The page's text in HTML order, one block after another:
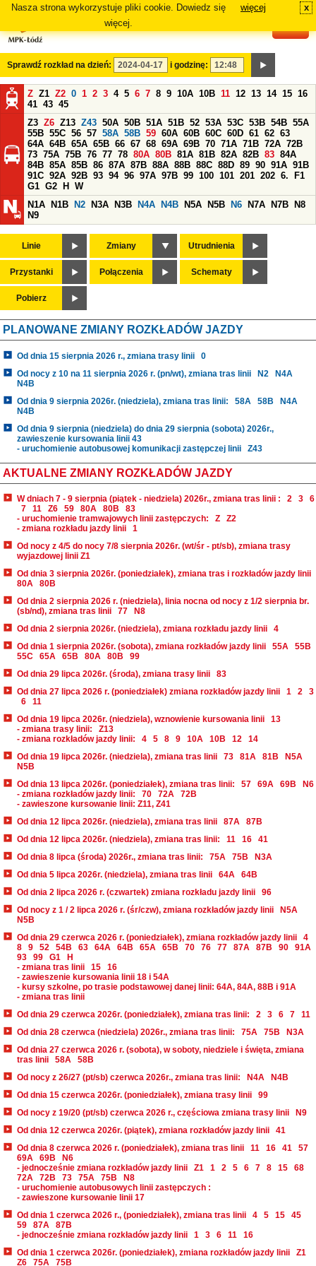
Nasza strona wykorzystuje pliki cookie. Dowiedz się
więcej.
więcej x
Sprawdź rozkład na dzień: i godzinę:
Z Z1 Z2 0 1 2 3 4 5 6 7 8 9 10A 10B 11 12 13 14 15 16
41 43 45
Z3 Z6 Z13 Z43 50A 50B 51A 51B 52 53A 53C 53B 54B 55A
55B 55C 56 57 58A 58B 59 60A 60B 60C 60D 61 62 63
64A 64B 65A 65B 66 67 68 69A 69B 70 71A 71B 72A 72B
73 75A 75B 76 77 78 80A 80B 81A 81B 82A 82B 83 84A
84B 85A 85B 86 87A 87B 88A 88B 88C 88D 89 90 91A 91B
91C 92A 92B 93 94 96 97A 97B 99 100 101 201 202 6.
F1
G1 G2 H
W
N1A
N1B N2 N3A N3B N4A N4B N5A N5B N6 N7A N7B
N8
N9
Linie Zmiany Utrudnienia
Przystanki Połączenia Schematy
Pobierz
PLANOWANE ZMIANY ROZKŁADÓW JAZDY
Od dnia 15 sierpnia 2026 r., zmiana trasy linii
0
Od nocy z 10 na 11 sierpnia 2026 r. (pn/wt), zmiana tras linii
N2
N4A
N4B
Od dnia 9 sierpnia 2026r. (niedziela), zmiana tras linii:
58A 58B
N4A
N4B
Od dnia 9 sierpnia (niedziela) do dnia 29 sierpnia (sobota) 2026r.,
zawieszenie kursowania linii 43
- uruchomienie autobusowej komunikacji zastępczej linii
Z43
AKTUALNE ZMIANY ROZKŁADÓW JAZDY
W dniach 7 - 9 sierpnia (piątek - niedziela) 2026r., zmiana tras linii : 2 3
6
7
11 Z6 59 80A 80B
83
- uruchomienie tramwajowych linii zastępczych:
Z
Z2
- zmiana rozkładu jazdy linii
1
Od nocy z 4/5 do nocy 7/8 sierpnia 2026r. (wt/śr - pt/sb), zmiana trasy
wyjazdowej linii Z1
Od dnia 3 sierpnia 2026r. (poniedziałek), zmiana tras i rozkładów jazdy linii
80A
80B
Od dnia 2 sierpnia 2026 r. (niedziela), linia nocna od nocy z 1/2 sierpnia br.
(sb/nd), zmiana tras linii
77
N8
Od dnia 2 sierpnia 2026r. (niedziela), zmiana rozkładu jazdy linii
4
Od dnia 1 sierpnia 2026r. (sobota), zmiana rozkładów jazdy linii
55A
55B
55C
65A 65B 80A 80B
99
Od dnia 29 lipca 2026r. (środa), zmiana trasy linii
83
Od dnia 27 lipca 2026 r. (poniedziałek) zmiana rozkładów jazdy linii
1 2
3
6
11
Od dnia 19 lipca 2026r. (niedziela), wznowienie kursowania linii
13
- zmiana trasy linii:
Z13
- zmiana rozkładów jazdy linii:
4 5 8 9 10A 10B 12
14
Od dnia 19 lipca 2026r. (niedziela), zmiana tras linii
73 81A 81B
N5A
N5B
Od dnia 13 lipca 2026r. (poniedziałek), zmiana tras linii:
57 69A 69B
N6
- zmiana rozkładów jazdy linii:
70 72A
72B
- zawieszone kursowanie linii: Z11, Z41
Od dnia 12 lipca 2026r. (niedziela), zmiana tras linii
87A
87B
Od dnia 12 lipca 2026r. (niedziela), zmiana tras linii:
11 16
41
Od dnia 8 lipca (środa) 2026r., zmiana tras linii:
75A 75B
N3A
Od dnia 5 lipca 2026r. (niedziela), zmiana tras linii
64A
64B
Od dnia 2 lipca 2026 r. (czwartek) zmiana rozkładu jazdy linii
96
Od nocy z 1 / 2 lipca 2026 r. (śr/czw), zmiana rozkładów jazdy linii
N5A
N5B
Od dnia 29 czerwca 2026 r. (poniedziałek), zmiana rozkładów jazdy linii
4
8
9 52 54B 63 64A 64B 65A 65B 70 76 77 87A 87B 90
91A
93
99 G1
H
- zmiana tras linii
15
16
- zawieszenie kursowania linii 18 i 54A
- kursy szkolne, po trasie podstawowej danej linii: 64A, 84A, 88B i 91A
- zmiana tras linii
Od dnia 29 czerwca 2026r. (poniedziałek), zmiana tras linii:
2 3 6 7
11
Od dnia 28 czerwca (niedziela) 2026r., zmiana tras linii:
75A 75B
N3A
Od dnia 27 czerwca 2026 r. (sobota), w soboty, niedziele i święta, zmiana
tras linii
58A
58B
Od nocy z 26/27 (pt/sb) czerwca 2026r., zmiana tras linii:
N4A
N4B
Od dnia 15 czerwca 2026r. (poniedziałek), zmiana trasy linii
99
Od nocy z 19/20 (pt/sb) czerwca 2026 r., częściowa zmiana trasy linii
N9
Od dnia 12 czerwca 2026r. (piątek), zmiana rozkładów jazdy linii
41
Od dnia 8 czerwca 2026 r. (poniedziałek), zmiana tras linii
11 16 41
57
69A
69B
N6
- jednocześnie zmiana rozkładów jazdy linii
Z1 1 2 5 6 7 8 15
68
72A
72B 73 75A 75B
N8
- uruchomienie autobusowych linii zastępczych :
- zawieszone kursowanie linii 17
Od dnia 1 czerwca 2026 r., (poniedziałek), zmiana tras linii
4 5 15
45
59
87A
87B
- jednocześnie zmiana rozkładów jazdy linii
1 3 6 11
16
Od dnia 1 czerwca 2026r. (poniedziałek), zmiana rozkładów jazdy linii
Z1
Z6
75A 75B